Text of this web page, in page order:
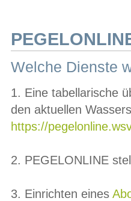
Welche Dienste
1. Eine tabellarische
den aktuellen
https://
2. PEGELONLINE
3. Einrichten eines